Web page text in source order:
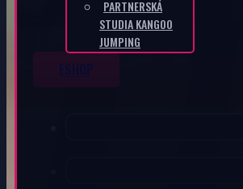
PARTNERSKÁ
STUDIA KANGOO
JUMPING